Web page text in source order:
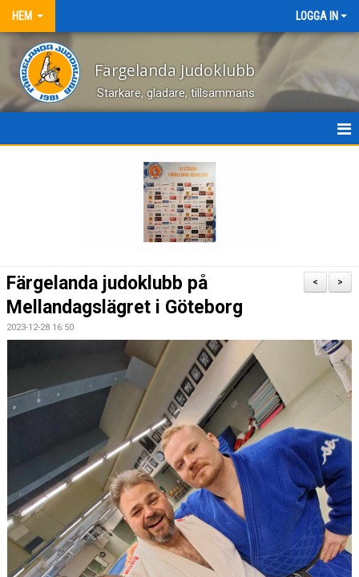
HEM LOGGA IN
Färgelanda Judoklubb
Starkare, gladare, tillsammans
BILDGALLERI
FJK:S YOUTUBE
JAG VILL BÖRJA TRÄNA JUDO
FJK MÖTER FRAMTIDEN
JUDODRAGET 2.0
VI SPONSRAR FJK
>
<
Färgelanda judoklubb på
Mellandagslägret i Göteborg
2023-12-28 16:50